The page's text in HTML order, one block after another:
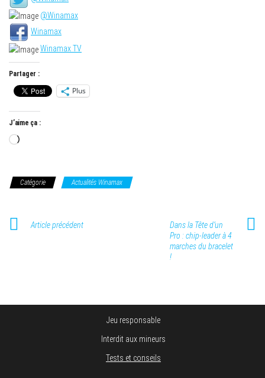
@Winamax
Winamax
Winamax TV
Partager :
Plus
J’aime ça :
Chargement…
Catégorie Actualités Winamax
Article précédent
Dans la Tête d’un
Pro : chip-leader à 4
marches du bracelet
!
Jeu responsable
Interdit aux mineurs
Tests et conseils